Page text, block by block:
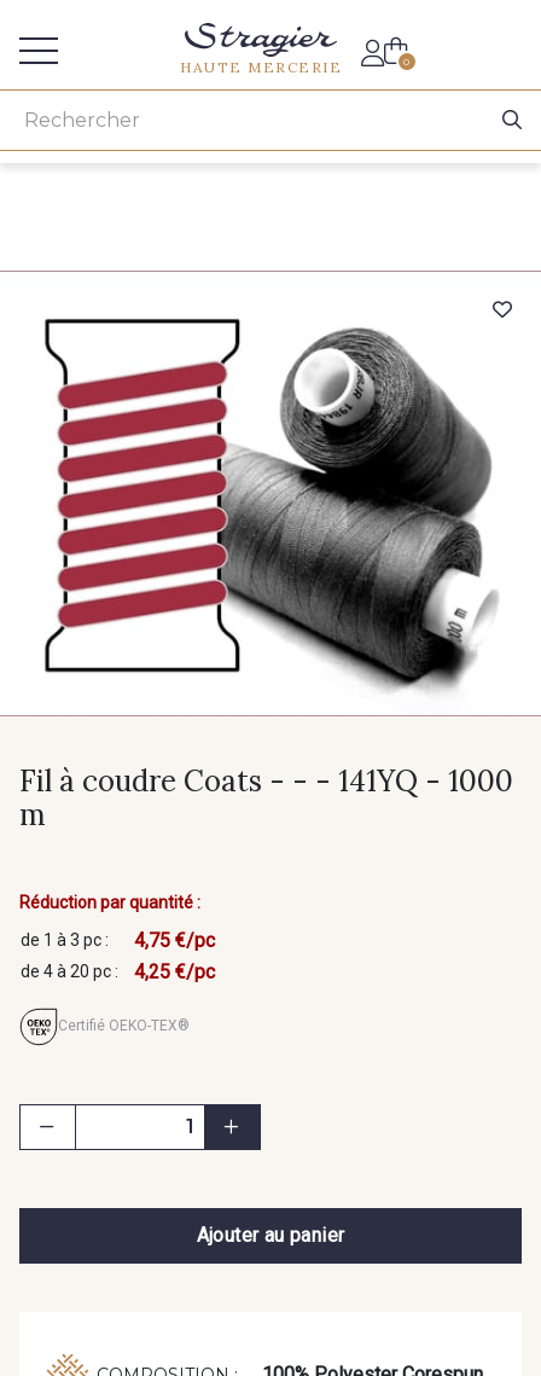
HAUTE MERCERIE 0
Fil à coudre Coats - - - 141YQ - 1000
m
Réduction par quantité :
de 1 à 3 pc :
4,75 €/pc
de 4 à 20 pc : 4,25 €/pc
Certifié OEKO-TEX®
Ajouter au panier